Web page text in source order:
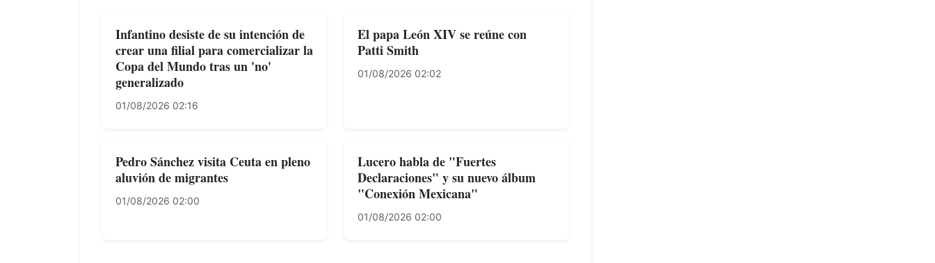
Infantino desiste de su intención de
crear una filial para comercializar la
Copa del Mundo tras un 'no'
generalizado
01/08/2026 02:16
El papa León XIV se reúne con
Patti Smith
01/08/2026 02:02
Pedro Sánchez visita Ceuta en pleno
aluvión de migrantes
01/08/2026 02:00
Lucero habla de "Fuertes
Declaraciones" y su nuevo álbum
"Conexión Mexicana"
01/08/2026 02:00